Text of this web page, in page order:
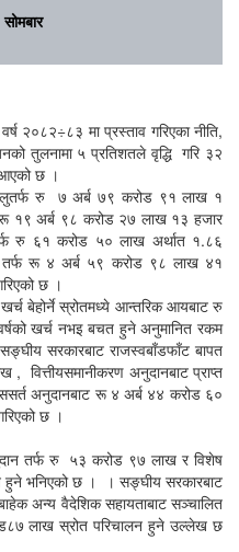
२०८२÷८३ मा प्रस्ताव गरिएका नीति,
तुलनामा ५ प्रतिशतले वृद्धि गरि ३२
छ ।
रु ७ अर्ब ७९ करोड ९१ लाख १
१९ अर्ब ९८ करोड २७ लाख १३ हजार
रु ६१ करोड ५० लाख अर्थात १.८६
तर्फ रू ४ अर्ब ५९ करोड ९८ लाख ४१
छ ।
बेहोर्ने स्रोतमध्ये आन्तरिक आयबाट रु
खर्च नभइ बचत हुने अनुमानित रकम
सरकारबाट राजस्वबाँडफाँट बापत
वित्तीयसमानीकरण अनुदानबाट प्राप्त
अनुदानबाट रू ४ अर्ब ४४ करोड ६०
छ ।
तर्फ रु ५३ करोड ९७ लाख र विशेष
भनिएको छ । । सङ्घीय सरकारबाट
अन्य वैदेशिक सहायताबाट सञ्चालित
लाख स्रोत परिचालन हुने उल्लेख छ